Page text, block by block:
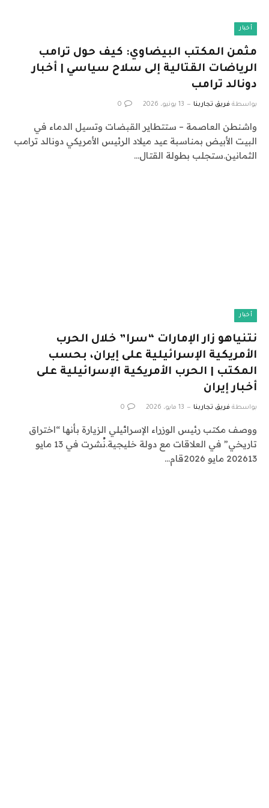
أخبار
مثمن المكتب البيضاوي: كيف حول ترامب
الرياضات القتالية إلى سلاح سياسي | أخبار
دونالد ترامب
بواسطة فريق تجاربنا 13 يونيو، 2026 0
واشنطن العاصمة – ستتطاير القبضات وتسيل الدماء في
البيت الأبيض بمناسبة عيد ميلاد الرئيس الأمريكي دونالد ترامب
الثمانين.ستجلب بطولة القتال…
أخبار
نتنياهو زار الإمارات “سرا” خلال الحرب
الأمريكية الإسرائيلية على إيران، بحسب
المكتب | الحرب الأمريكية الإسرائيلية على
أخبار إيران
بواسطة فريق تجاربنا 13 مايو، 2026 0
ووصف مكتب رئيس الوزراء الإسرائيلي الزيارة بأنها “اختراق
تاريخي” في العلاقات مع دولة خليجية.نُشرت في 13 مايو
202613 مايو 2026قام…